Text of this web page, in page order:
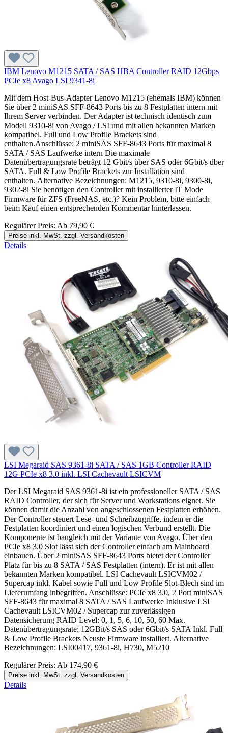
IBM Lenovo M1215 SATA / SAS HBA Controller RAID 12Gbps
PCIe x8 Avago LSI 9341-8i
Mit dem Host-Bus-Adapter Lenovo M1215 (ehemals IBM) können
Sie über 2 miniSAS SFF-8643 Ports bis zu 8 Festplatten intern mit
Ihrem Server verbinden. Der Adapter ist technisch identisch zum
Modell 9310-8i von Avago / LSI und mit allen bekannten Marken
kompatibel. Full und Low Profile Brackets sind
enthalten.Anschlüsse: 2 miniSAS SFF-8643 Ports für maximal 8
SATA / SAS Laufwerke intern Die maximale
Datenübertragungsrate beträgt 12 Gbit/s über SAS oder 6Gbit/s über
SATA. Full & Low Profile Brackets zur Installation sind
enthalten. Alternative Bezeichnungen: M1215, 9310-8i, 9300-8i,
9302-8i Sie benötigen den Controller mit installierter IT Mode
Firmware für ZFS (FreeNAS, etc.)? Kein Problem, bitte einfach
beim Kauf einen entsprechenden Kommentar hinterlassen.
Regulärer Preis: Ab 79,90 €
Preise inkl. MwSt. zzgl. Versandkosten
Details
LSI Megaraid SAS 9361-8i SATA / SAS 1GB Controller RAID
12G PCIe x8 3.0 inkl. LSI Cachevault LSICVM
Der LSI Megaraid SAS 9361-8i ist ein professioneller SATA / SAS
RAID Controller, der sich für Server und Workstations eignet. Sie
können damit die Anzahl von angeschlossenen Festplatten erhöhen.
Der Controller steuert Lese- und Schreibzugriffe, indem er die
Festplatten koordiniert und einen logischen Verbund erstellt. Die
Komponente ist baugleich mit der Variante von Avago. Über den
PCIe x8 3.0 Slot lässt sich der Controller einfach am Mainboard
einbauen. Über 2 miniSAS SFF-8643 Ports bietet der Controller
Platz für bis zu 8 SATA / SAS Festplatten (intern). Er ist mit allen
bekannten Marken kompatibel. LSI Cachevault LSICVM02 /
Supercap inkl. Kabel sowie Full und Low Profile Slot-Blech sind im
Lieferumfang inbegriffen. Anschlüsse: PCIe x8 3.0, 2 Port miniSAS
SFF-8643 für maximal 8 SATA / SAS Laufwerke Inklusive LSI
Cachevault LSICVM02 / Supercap zur zuverlässigen
Datensicherung RAID Level: 0, 1, 5, 6, 10, 50, 60 Max.
Datenübertragungsrate: 12GBit/s SAS oder 6Gbit/s SATA Inkl. Full
& Low Profile Brackets Neuste Firmware installiert. Alternative
Bezeichnungen: LSI00417, 9361-8i, H730, M5210
Regulärer Preis: Ab 174,90 €
Preise inkl. MwSt. zzgl. Versandkosten
Details